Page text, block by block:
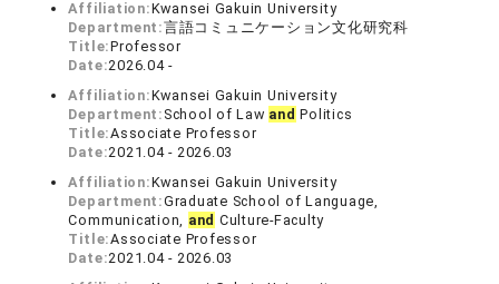
Affiliation:Kwansei Gakuin University
Department:言語コミュニケーション文化研究科
Title:Professor
Date:2026.04 -
Affiliation:Kwansei Gakuin University
Department: School of Law and Politics
Title:Associate Professor
Date:2021.04 - 2026.03
Affiliation:Kwansei Gakuin University
Department:Graduate School of Language,
Communication, and Culture-Faculty
Title:Associate Professor
Date:2021.04 - 2026.03